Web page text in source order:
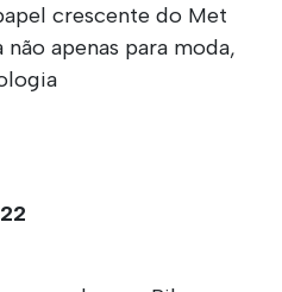
crescente do Met
apenas para moda,